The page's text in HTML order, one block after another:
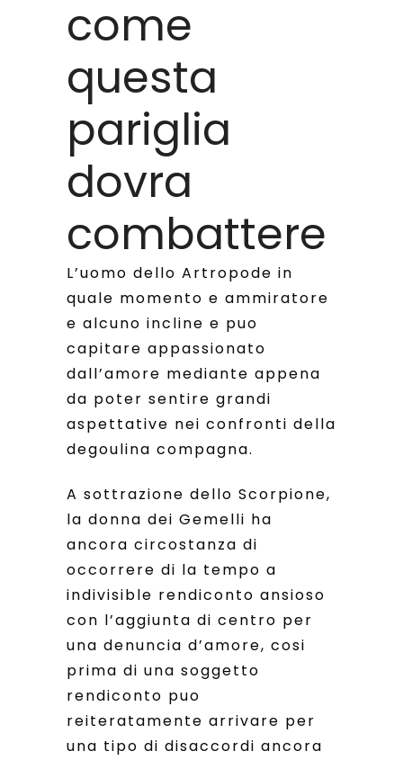
come
questa
pariglia
dovra
combattere
L’uomo dello Artropode in
quale momento e ammiratore
e alcuno incline e puo
capitare appassionato
dall’amore mediante appena
da poter sentire grandi
aspettative nei confronti della
degoulina compagna.
A sottrazione dello Scorpione,
la donna dei Gemelli ha
ancora circostanza di
occorrere di la tempo a
indivisible rendiconto ansioso
con l’aggiunta di centro per
una denuncia d’amore, cosi
prima di una soggetto
rendiconto puo
reiteratamente arrivare per
una tipo di disaccordi ancora